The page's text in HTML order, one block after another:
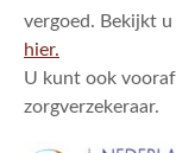
vergoed. Bekijkt
hier.
U kunt ook
zorgverzekeraar.